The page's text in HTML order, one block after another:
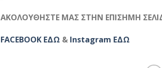
ΑΚΟΛΟΥΘΗΣΤΕ ΜΑΣ ΣΤΗΝ ΕΠΙΣΗΜΗ
FACEBOOK ΕΔΩ & Instagram ΕΔΩ